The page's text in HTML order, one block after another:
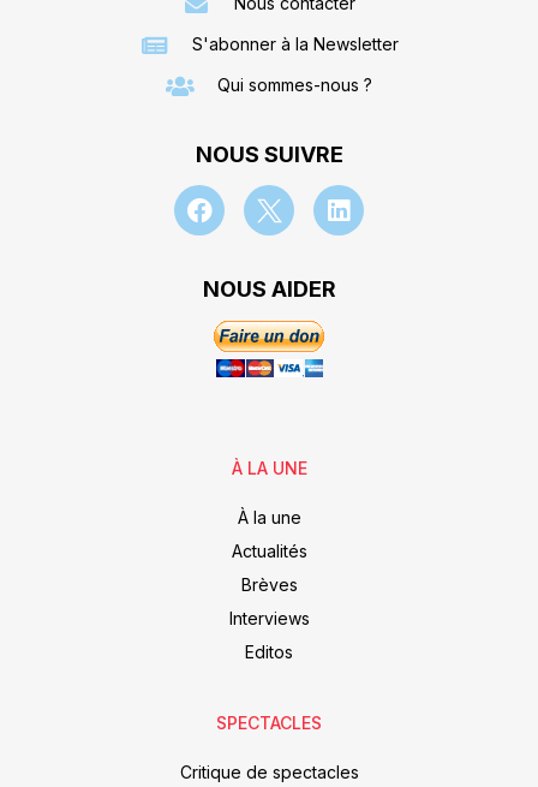
S'abonner à la Newsletter
Qui sommes-nous ?
NOUS SUIVRE
NOUS AIDER
À LA UNE
À la une
Actualités
Brèves
Interviews
Editos
SPECTACLES
Critique de spectacles